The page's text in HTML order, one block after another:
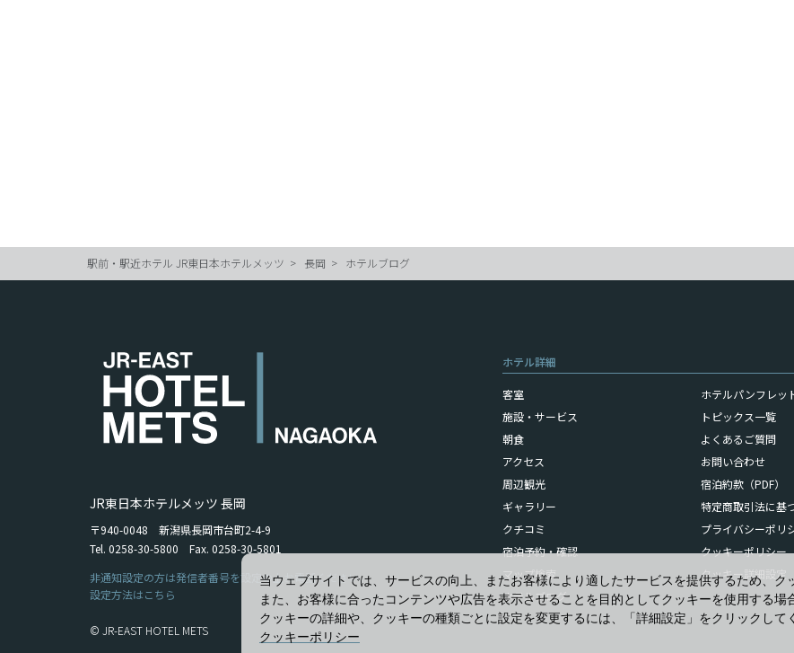
駅前・駅近ホテル JR東日本ホテルメッツ 長岡 ホテルブログ
ホテル詳細
客室
施設・サービス
朝食
アクセス
周辺観光
ギャラリー
クチコミ
宿泊予約・確認
マップ検索
ホテルブログ
ホテルパンフレッ
トピックス一覧
よくあるご質問
お問い合わせ
宿泊約款（PDF）
特定商取引法に基
プライバシーポリ
クッキーポリシー
クッキー詳細設定
JR東日本ホテルメッツ 長岡
〒940-0048 新潟県長岡市台町2-4-9
Tel. 0258-30-5800 Fax. 0258-30-5801
非通知設定の方は発信者番号を設定の上お電話ください。
設定方法はこちら
© JR-EAST HOTEL METS
当ウェブサイトでは、サービスの向上、またお客様により適したサービスを提供するため、ク
また、お客様に合ったコンテンツや広告を表示させることを目的としてクッキーを使用する場
クッキーの詳細や、クッキーの種類ごとに設定を変更するには、「詳細設定」をクリックして
クッキーポリシー